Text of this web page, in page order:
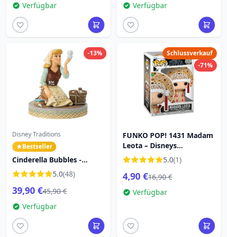
Verfügbar
Verfügbar
-13%
Disney Traditions
Bestseller
Cinderella Bubbles -
DISNEY TRADITIONS
5.0(48)
39,90 €45,90 €
Verfügbar
Schlussverkauf
-71%
FUNKO POP! 1431 Madam
Leota – Disneys
Geistervilla 5.0(1)
4,90 €16,90 €
Verfügbar